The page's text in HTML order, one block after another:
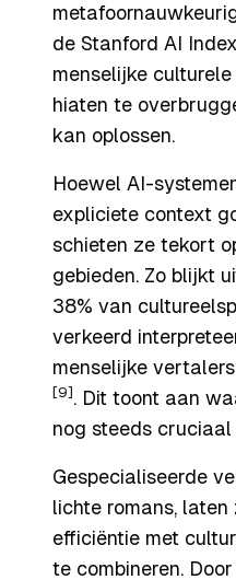
de Stanford AI
menselijke
hiaten te
kan oplossen.
Hoewel AI-
expliciete context
schieten ze tekort
gebieden. Zo blijkt
38% van
verkeerd
menselijke
[9] . Dit toont aan
nog steeds
Gespecialiseerde
lichte romans,
efficiëntie met
te combineren.